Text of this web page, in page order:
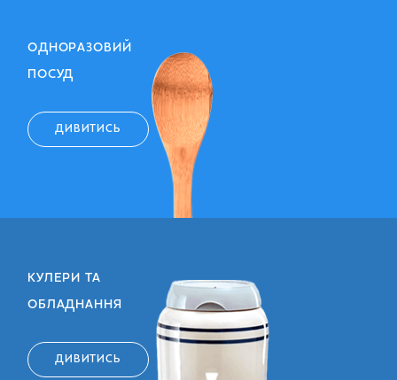
ОДНОРАЗОВИЙ
ПОСУД
ДИВИТИСЬ
КУЛЕРИ ТА
ОБЛАДНАННЯ
ДИВИТИСЬ